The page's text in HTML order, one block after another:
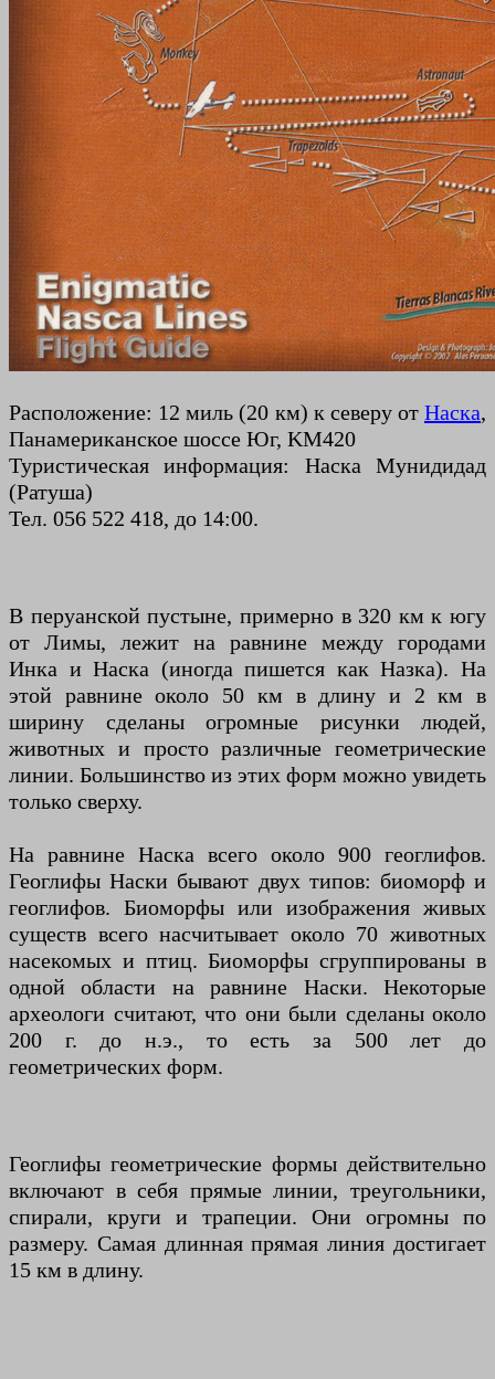
Расположение: 12 миль (20 км) к северу от Наска,
Панамериканское шоссе Юг, KM420
Туристическая информация: Наска Мунидидад
(Ратуша)
Тел. 056 522 418, до 14:00.
В перуанской пустыне, примерно в 320 км к югу
от Лимы, лежит на равнине между городами
Инка и Наска (иногда пишется как Назка). На
этой равнине около 50 км в длину и 2 км в
ширину сделаны огромные рисунки людей,
животных и просто различные геометрические
линии. Большинство из этих форм можно увидеть
только сверху.
На равнине Наска всего около 900 геоглифов.
Геоглифы Наски бывают двух типов: биоморф и
геоглифов. Биоморфы или изображения живых
существ всего насчитывает около 70 животных
насекомых и птиц. Биоморфы сгруппированы в
одной области на равнине Наски. Некоторые
археологи считают, что они были сделаны около
200 г. до н.э., то есть за 500 лет до
геометрических форм.
Геоглифы геометрические формы действительно
включают в себя прямые линии, треугольники,
спирали, круги и трапеции. Они огромны по
размеру. Самая длинная прямая линия достигает
15 км в длину.